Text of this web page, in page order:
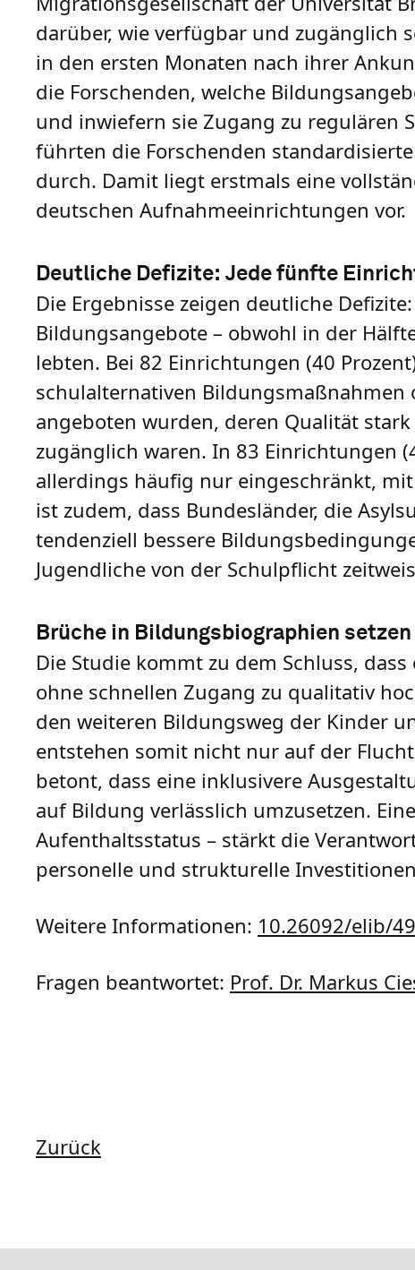
darüber, wie verfügbar und zugänglich
in den ersten Monaten nach ihrer
die Forschenden, welche
und inwiefern sie Zugang zu regulären
führten die Forschenden
durch. Damit liegt erstmals eine
deutschen Aufnahmeeinrichtungen vor.
Deutliche Defizite: Jede fünfte
Die Ergebnisse zeigen deutliche
Bildungsangebote – obwohl in der
lebten. Bei 82 Einrichtungen (40
schulalternativen
angeboten wurden, deren Qualität
zugänglich waren. In 83 Einrichtungen
allerdings häufig nur eingeschränkt,
ist zudem, dass Bundesländer, die
tendenziell bessere
Jugendliche von der Schulpflicht
Brüche in Bildungsbiographien
Die Studie kommt zu dem Schluss,
ohne schnellen Zugang zu qualitativ
den weiteren Bildungsweg der Kinder
entstehen somit nicht nur auf der
betont, dass eine inklusivere
auf Bildung verlässlich umzusetzen.
Aufenthaltsstatus – stärkt die
personelle und strukturelle
Weitere Informationen: 10.26092/elib/
Fragen beantwortet: Prof. Dr. Markus
Zurück